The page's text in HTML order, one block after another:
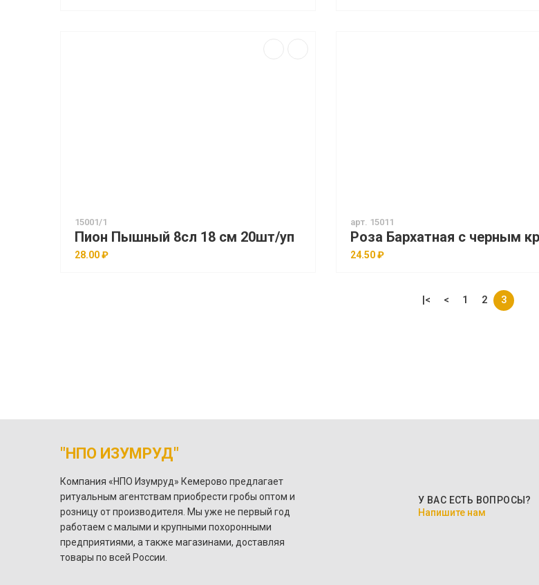
15001/1
Пион Пышный 8сл 18 см 20шт/уп
28.00 ₽
арт. 15011
24.50 ₽
|< < 1 2 3
"НПО ИЗУМРУД"
Компания «НПО Изумруд» Кемерово предлагает
ритуальным агентствам приобрести гробы оптом и
розницу от производителя. Мы уже не первый год
работаем с малыми и крупными похоронными
предприятиями, а также магазинами, доставляя
товары по всей России.
У ВАС ЕСТЬ ВОПРОСЫ?
Напишите нам